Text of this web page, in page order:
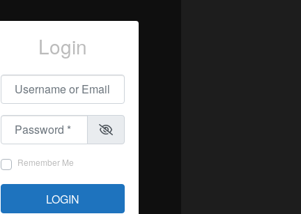
Login
Username or Email
Password
Remember Me
LOGIN